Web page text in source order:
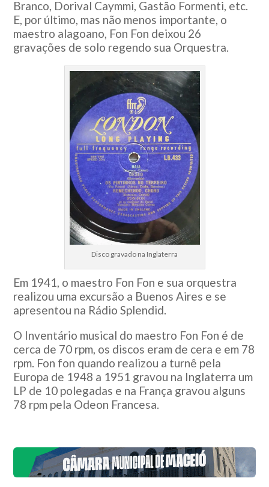
Branco, Dorival Caymmi, Gastão Formenti, etc.
E, por último, mas não menos importante, o
maestro alagoano, Fon Fon deixou 26
gravações de solo regendo sua Orquestra.
Disco gravado na Inglaterra
Em 1941, o maestro Fon Fon e sua orquestra
realizou uma excursão a Buenos Aires e se
apresentou na Rádio Splendid.
O Inventário musical do maestro Fon Fon é de
cerca de 70 rpm, os discos eram de cera e em 78
rpm. Fon fon quando realizou a turnê pela
Europa de 1948 a 1951 gravou na Inglaterra um
LP de 10 polegadas e na França gravou alguns
78 rpm pela Odeon Francesa.